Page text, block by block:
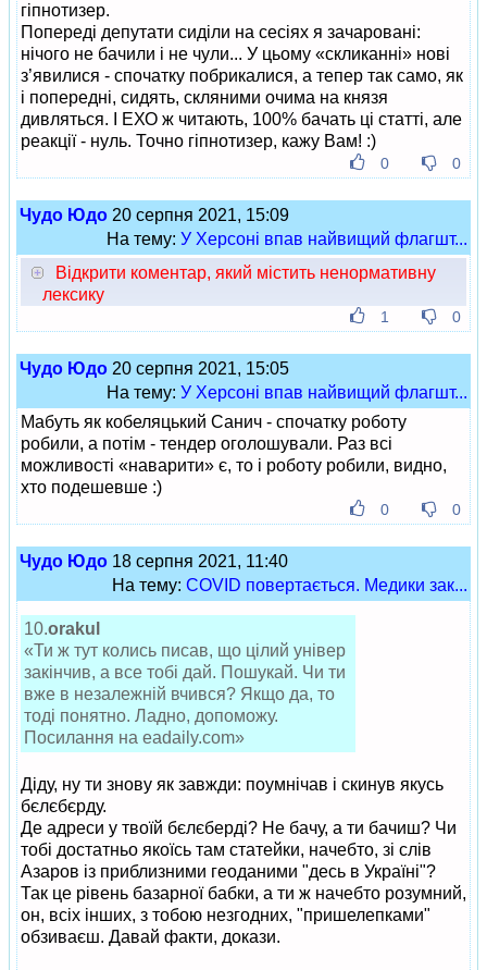
гіпнотизер.
Попереді депутати сиділи на сесіях я зачаровані:
нічого не бачили і не чули... У цьому «скликанні» нові
з’явилися - спочатку побрикалися, а тепер так само, як
і попередні, сидять, скляними очима на князя
дивляться. І ЕХО ж читають, 100% бачать ці статті, але
реакції - нуль. Точно гіпнотизер, кажу Вам! :)
0 0
Чудо Юдо 20 серпня 2021, 15:09
На тему: У Херсоні впав найвищий флагшт...
Відкрити коментар, який містить ненормативну
лексику
1 0
Чудо Юдо 20 серпня 2021, 15:05
На тему: У Херсоні впав найвищий флагшт...
Мабуть як кобеляцький Санич - спочатку роботу
робили, а потім - тендер оголошували. Раз всі
можливості «наварити» є, то і роботу робили, видно,
хто подешевше :)
0 0
Чудо Юдо 18 серпня 2021, 11:40
На тему: COVID повертається. Медики зак...
10.orakul
«Ти ж тут колись писав, що цілий універ
закінчив, а все тобі дай. Пошукай. Чи ти
вже в незалежній вчився? Якщо да, то
тоді понятно. Ладно, допоможу.
Посилання на eadaily.com»
Діду, ну ти знову як завжди: поумнічав і скинув якусь
бєлєбєрду.
Де адреси у твоїй бєлєберді? Не бачу, а ти бачиш? Чи
тобі достатньо якоїсь там статейки, начебто, зі слів
Азаров із приблизними геоданими "десь в Україні"?
Так це рівень базарної бабки, а ти ж начебто розумний,
он, всіх інших, з тобою незгодних, "пришелепками"
обзиваєш. Давай факти, докази.